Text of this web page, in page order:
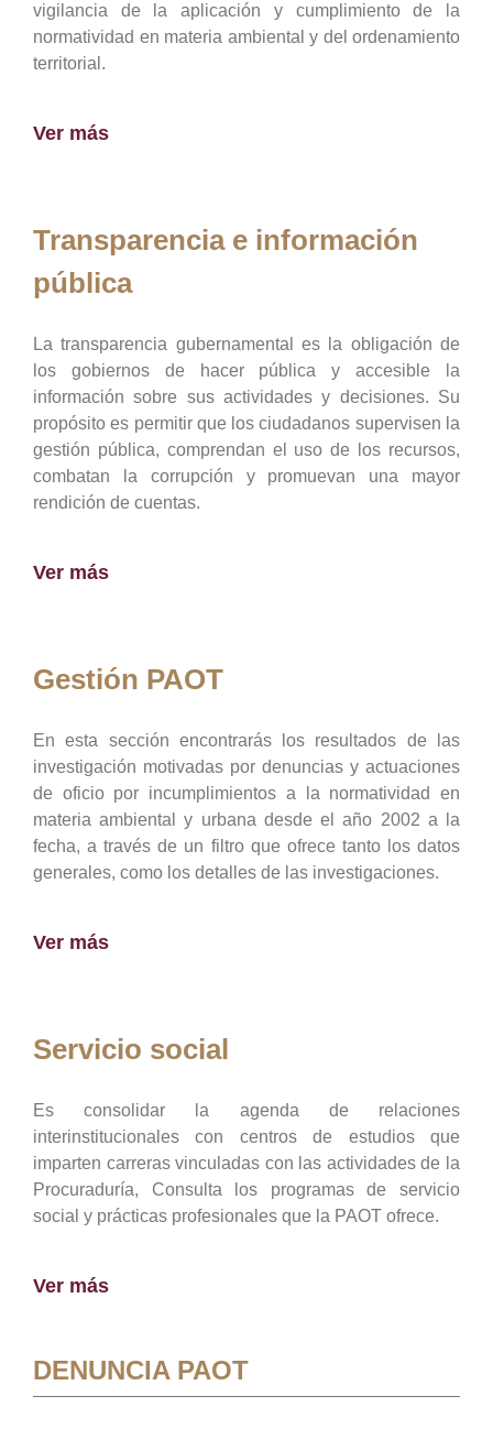
vigilancia de la aplicación y cumplimiento de la
normatividad en materia ambiental y del ordenamiento
territorial.
Ver más
Transparencia e información
pública
La transparencia gubernamental es la obligación de
los gobiernos de hacer pública y accesible la
información sobre sus actividades y decisiones. Su
propósito es permitir que los ciudadanos supervisen la
gestión pública, comprendan el uso de los recursos,
combatan la corrupción y promuevan una mayor
rendición de cuentas.
Ver más
Gestión PAOT
En esta sección encontrarás los resultados de las
investigación motivadas por denuncias y actuaciones
de oficio por incumplimientos a la normatividad en
materia ambiental y urbana desde el año 2002 a la
fecha, a través de un filtro que ofrece tanto los datos
generales, como los detalles de las investigaciones.
Ver más
Servicio social
Es consolidar la agenda de relaciones
interinstitucionales con centros de estudios que
imparten carreras vinculadas con las actividades de la
Procuraduría, Consulta los programas de servicio
social y prácticas profesionales que la PAOT ofrece.
Ver más
DENUNCIA PAOT